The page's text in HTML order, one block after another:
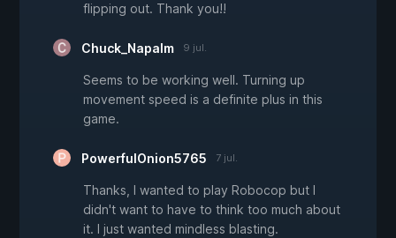
flipping out. Thank you!!
Chuck_Napalm 9 jul.
Seems to be working well. Turning up
movement speed is a definite plus in this
game.
PowerfulOnion5765 7 jul.
Thanks, I wanted to play Robocop but I
didn't want to have to think too much about
it. I just wanted mindless blasting.